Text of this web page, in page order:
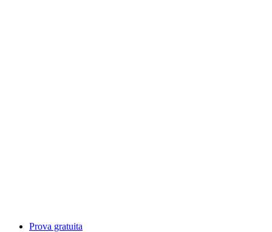
Prova gratuita